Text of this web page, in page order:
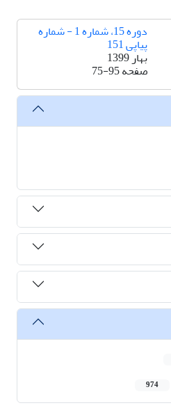
دوره 15، شماره 1 - شماره
پیاپی 151
بهار 1399
صفحه75-95
974